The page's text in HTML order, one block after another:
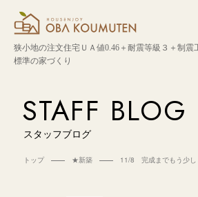
狭小地の注文住宅ＵＡ値0.46＋耐震等級３＋制震
標準の家づくり
STAFF BLOG
スタッフブログ
トップ ★新築 11/8 完成までもう少し